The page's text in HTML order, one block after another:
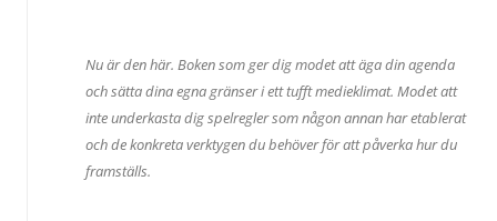
Nu är den här. Boken som ger dig modet att äga din agenda
och sätta dina egna gränser i ett tufft medieklimat. Modet att
inte underkasta dig spelregler som någon annan har etablerat
och de konkreta verktygen du behöver för att påverka hur du
framställs.